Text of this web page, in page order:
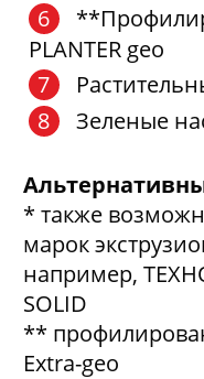
PLANTER geo
Зеленые
* также
марок
например,
SOLID
**
Extra-geo